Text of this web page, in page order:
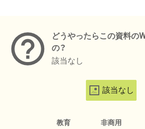
どうやったらこの資料の
の？
該当なし
該当なし
教育 非商用